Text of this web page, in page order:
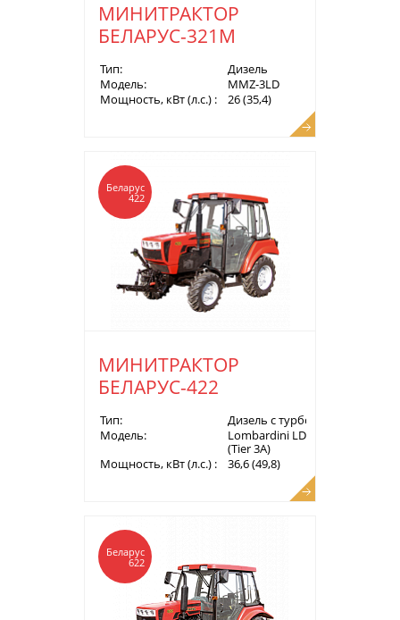
МИНИТРАКТОР
БЕЛАРУС-321М
Тип:
Дизель
Модель:
MMZ-3LD
Мощность, кВт (л.с.) :
26 (35,4)
Беларус
422
МИНИТРАКТОР
БЕЛАРУС-422
Тип:
Дизель с турбонаддувом
Модель:
Lombardini LDW 2204
(Tier 3A)
Мощность, кВт (л.с.) :
36,6 (49,8)
Беларус
622